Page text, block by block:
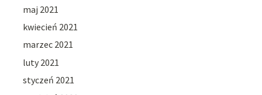
maj 2021
kwiecień 2021
marzec 2021
luty 2021
styczeń 2021